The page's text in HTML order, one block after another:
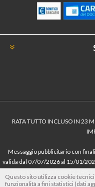
RATA TUTTO INCLUSO IN 23
Messaggio pubblicitario con
valida dal 07/07/2026 al 15/01/
dell’offerta azzerati. Importo
Questo sito utilizza cookie
funzionalità a fini statistici (dati